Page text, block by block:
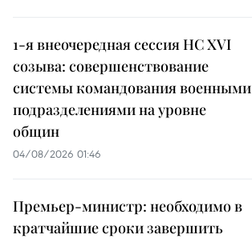
1-я внеочередная сессия НС XVI
созыва: совершенствование
системы командования военными
подразделениями на уровне
общин
04/08/2026 01:46
Премьер-министр: необходимо в
кратчайшие сроки завершить